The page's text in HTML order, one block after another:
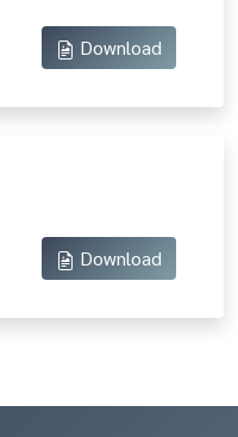
Download
Download